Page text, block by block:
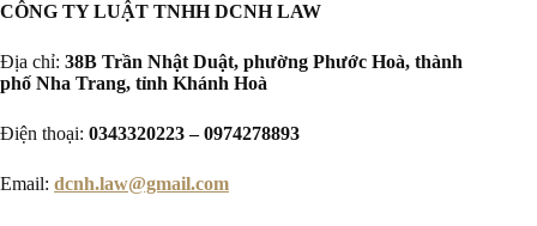
CÔNG TY LUẬT TNHH DCNH LAW
Địa chỉ: 38B Trần Nhật Duật, phường Phước Hoà, thành
phố Nha Trang, tỉnh Khánh Hoà
Điện thoại: 0343320223 – 0974278893
Email: dcnh.law@gmail.com